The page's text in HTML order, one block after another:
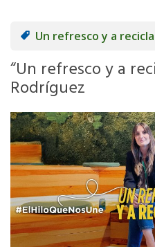
Un refresco y a
“Un refresco y a
Rodríguez